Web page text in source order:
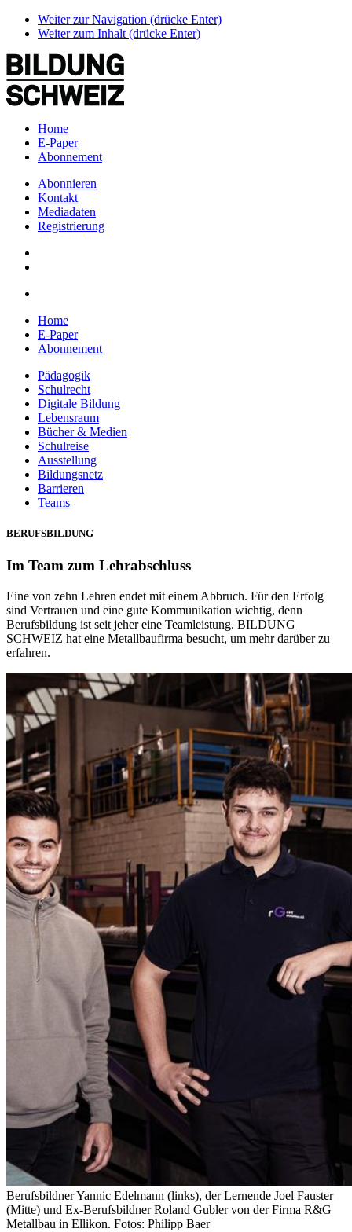
Weiter zur Navigation (drücke Enter)
Weiter zum Inhalt (drücke Enter)
Home
E-Paper
Abonnement
Abonnieren
Kontakt
Mediadaten
Registrierung
Home
E-Paper
Abonnement
Pädagogik
Schulrecht
Digitale Bildung
Lebensraum
Bücher & Medien
Schulreise
Ausstellung
Bildungsnetz
Barrieren
Teams
BERUFSBILDUNG
Im Team zum Lehrabschluss
Eine von zehn Lehren endet mit einem Abbruch. Für den Erfolg
sind Vertrauen und eine gute Kommunikation wichtig, denn
Berufsbildung ist seit jeher eine Teamleistung. BILDUNG
SCHWEIZ hat eine Metallbaufirma besucht, um mehr darüber zu
erfahren.
Berufsbildner Yannic Edelmann (links), der Lernende Joel Fauster
(Mitte) und Ex-Berufsbildner Roland Gubler von der Firma R&G
Metallbau in Ellikon. Fotos: Philipp Baer